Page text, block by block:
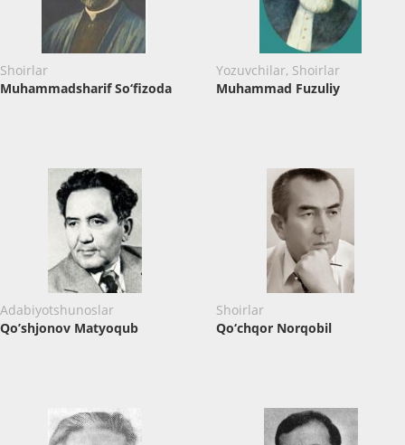
Shoirlar
Muhammadsharif So‘fizoda
Yozuvchilar, Shoirlar
Muhammad Fuzuliy
Adabiyotshunoslar
Qo’shjonov Matyoqub
Shoirlar
Qo‘chqor Norqobil